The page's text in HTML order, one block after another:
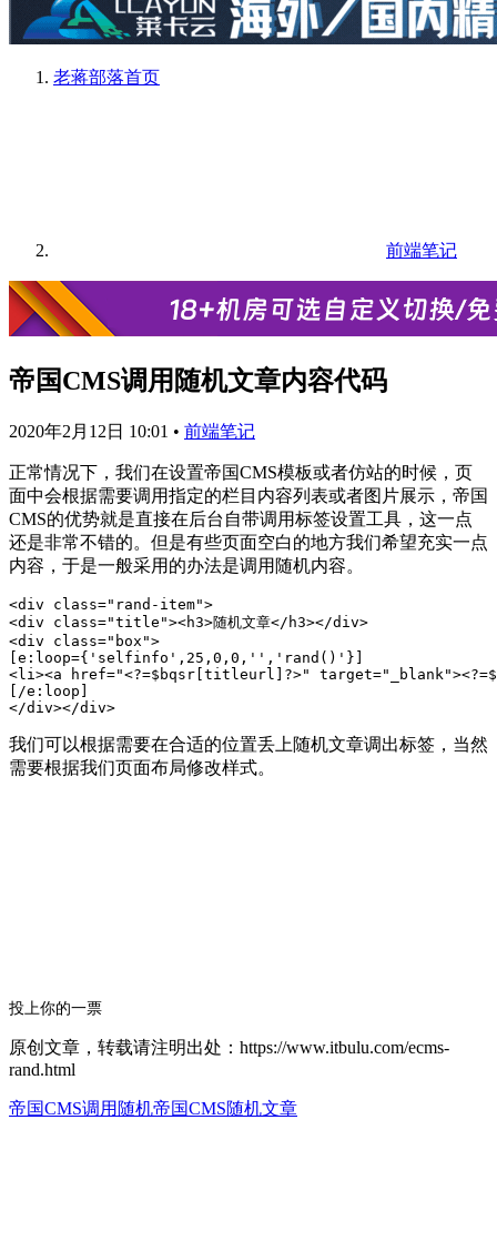
老蒋部落首页
前端笔记
帝国CMS调用随机文章内容代码
2020年2月12日 10:01 • 前端笔记
正常情况下，我们在设置帝国CMS模板或者仿站的时候，页
面中会根据需要调用指定的栏目内容列表或者图片展示，帝国
CMS的优势就是直接在后台自带调用标签设置工具，这一点
还是非常不错的。但是有些页面空白的地方我们希望充实一点
内容，于是一般采用的办法是调用随机内容。
<div class="rand-item">
<div class="title"><h3>随机文章</h3></div>
<div class="box">
[e:loop={'selfinfo',25,0,0,'','rand()'}]
<li><a href="<?=$bqsr[titleurl]?>"
[/e:loop]
我们可以根据需要在合适的位置丢上随机文章调出标签，当然
需要根据我们页面布局修改样式。
投上你的一票
原创文章，转载请注明出处：https://www.itbulu.com/ecms-
rand.html
帝国CMS调用随机帝国CMS随机文章